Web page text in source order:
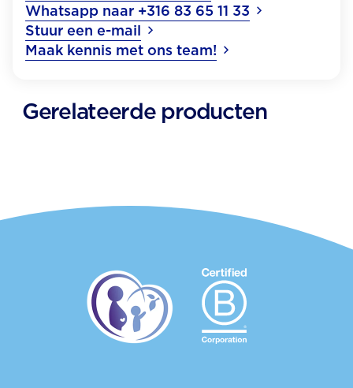
Whatsapp naar +316 83 65 11 33
Stuur een e-mail
Maak kennis met ons team!
Gerelateerde producten